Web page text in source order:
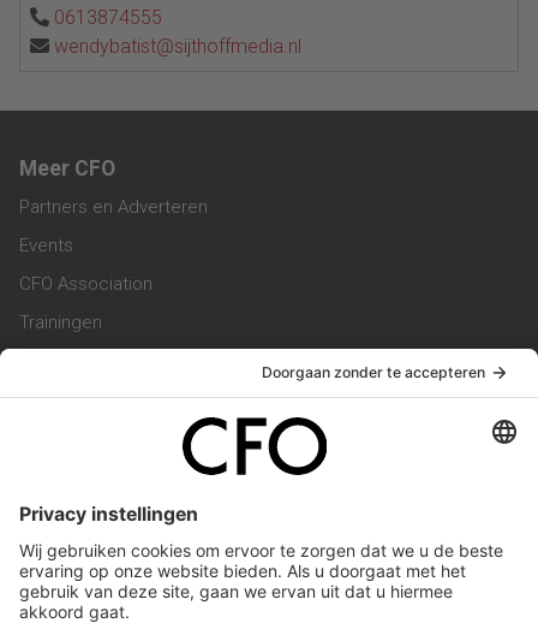
0613874555
wendybatist@sijthoffmedia.nl
Meer CFO
Partners en Adverteren
Events
CFO Association
Trainingen
Vacatures
Service & Contact
Werken bij ons
Privacy Statement
Algemene Voorwaarden